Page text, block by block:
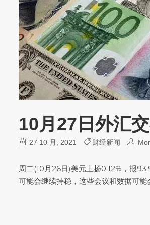
10月27日外汇
27 10 月, 2021 财经新闻
周二(10月26日)美元上扬0.12%，报
可能会继续持稳，这些会议和数据可